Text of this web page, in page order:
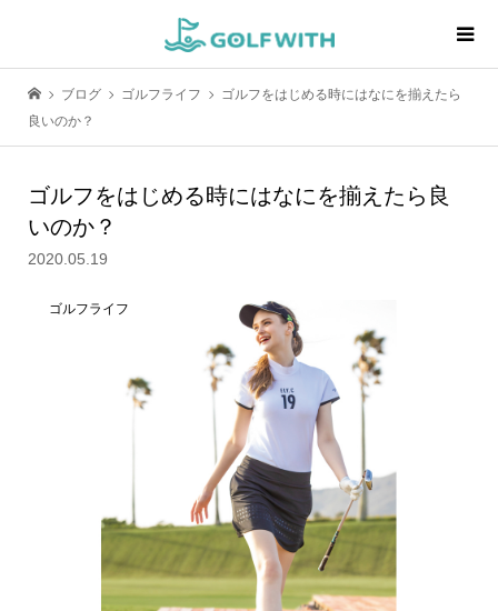
ブログ ゴルフライフ
ゴルフをはじめる時にはなにを揃えたら
良いのか？
ゴルフをはじめる時にはなにを揃えたら良
いのか？
2020.05.19
ゴルフライフ